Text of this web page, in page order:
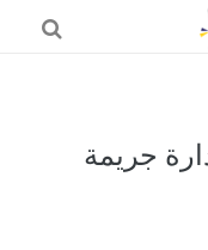
جريمةاخبار الخليج